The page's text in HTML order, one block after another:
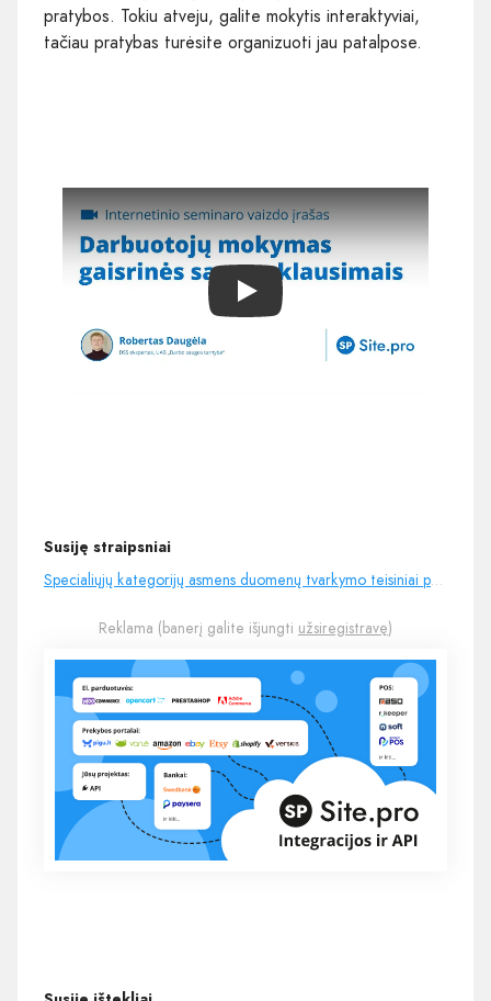
pratybos. Tokiu atveju, galite mokytis interaktyviai,
tačiau pratybas turėsite organizuoti jau patalpose.
Play
Susiję straipsniai
Specialiųjų kategorijų asmens duomenų tvarkymo teisiniai pagrindai
Reklama (banerį galite išjungti užsiregistravę)